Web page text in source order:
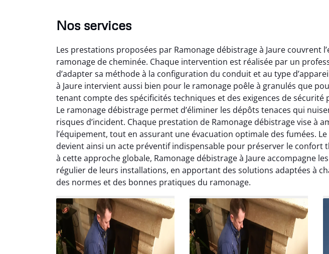
Nos services
Les prestations proposées par Ramonage débistrage à Jaure couvrent
ramonage de cheminée. Chaque intervention est réalisée par un
d’adapter sa méthode à la configuration du conduit et au type
à Jaure intervient aussi bien pour le ramonage poêle à granulés que
tenant compte des spécificités techniques et des exigences de
Le ramonage débistrage permet d’éliminer les dépôts tenaces qui
risques d’incident. Chaque prestation de Ramonage débistrage vise à
l’équipement, tout en assurant une évacuation optimale des fumées.
devient ainsi un acte préventif indispensable pour préserver le confort
à cette approche globale, Ramonage débistrage à Jaure accompagne
régulier de leurs installations, en apportant des solutions adaptées à
des normes et des bonnes pratiques du ramonage.
Loïc Marchand
24 janvier 2026
Très bon travail de
débistrage et ramonage.
Cheminée parfaitement
nettoyée et fonctionnement
nettement amélioré. Je
hésitation.